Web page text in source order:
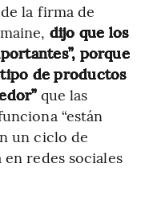
la firma de
dijo que los
porque
de productos
que las
“están
un ciclo de
redes sociales